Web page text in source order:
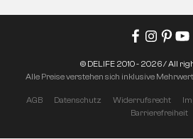
AGB Datenschutz Widerrufsrecht
Barrierefreiheit
© DELIFE 2010 - 2026 / All
Alle Preise verstehen sich inklusive